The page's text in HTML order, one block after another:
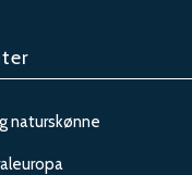
naturskønne